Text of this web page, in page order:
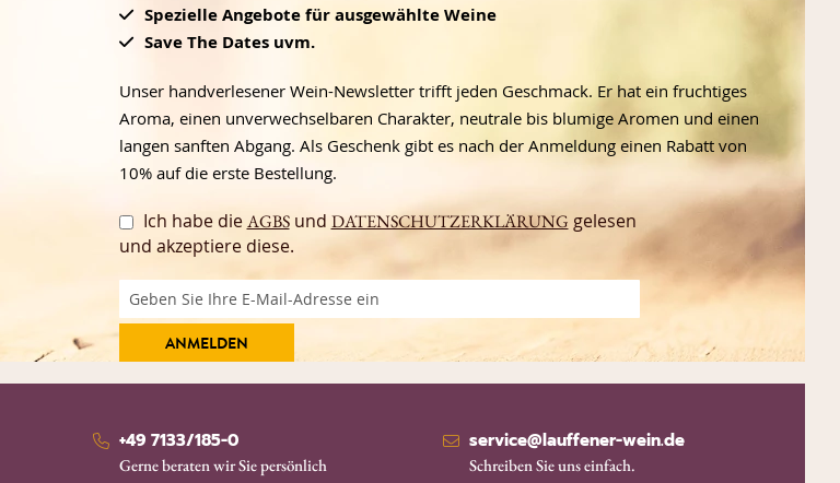
Spezielle Angebote für ausgewählte Weine
Save The Dates uvm.
Unser handverlesener Wein-Newsletter trifft jeden Geschmack. Er hat ein fruchtiges
Aroma, einen unverwechselbaren Charakter, neutrale bis blumige Aromen und einen
langen sanften Abgang. Als Geschenk gibt es nach der Anmeldung einen Rabatt von
10% auf die erste Bestellung.
Ich habe dieAGBSund DATENSCHUTZERKLÄRUNG gelesen
und akzeptiere diese.
ANMELDEN
+49 7133/185-0
Gerne beraten wir Sie persönlich
service@lauffener-wein.de
Schreiben Sie uns einfach.